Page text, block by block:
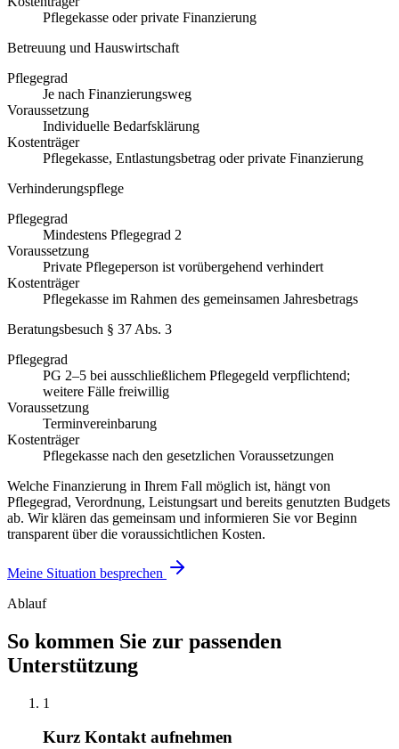
Pflegekasse oder private Finanzierung
Betreuung und Hauswirtschaft
Pflegegrad
Je nach Finanzierungsweg
Voraussetzung
Individuelle Bedarfsklärung
Kostenträger
Pflegekasse, Entlastungsbetrag oder private Finanzierung
Verhinderungspflege
Pflegegrad
Mindestens Pflegegrad 2
Voraussetzung
Private Pflegeperson ist vorübergehend verhindert
Kostenträger
Pflegekasse im Rahmen des gemeinsamen Jahresbetrags
Beratungsbesuch § 37 Abs. 3
Pflegegrad
PG 2–5 bei ausschließlichem Pflegegeld verpflichtend;
weitere Fälle freiwillig
Voraussetzung
Terminvereinbarung
Kostenträger
Pflegekasse nach den gesetzlichen Voraussetzungen
Welche Finanzierung in Ihrem Fall möglich ist, hängt von
Pflegegrad, Verordnung, Leistungsart und bereits genutzten Budgets
ab. Wir klären das gemeinsam und informieren Sie vor Beginn
transparent über die voraussichtlichen Kosten.
Meine Situation besprechen
Ablauf
So kommen Sie zur passenden
Unterstützung
1
Kurz Kontakt aufnehmen